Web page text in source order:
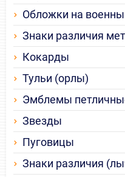
Обложки на
Знаки различия
Кокарды
Тульи (орлы)
Эмблемы
Звезды
Пуговицы
Знаки различия